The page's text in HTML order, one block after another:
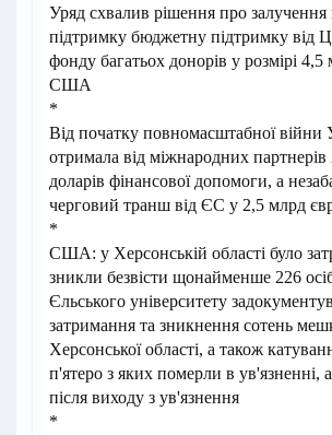
Уряд схвалив рішення про залучення
підтримку бюджетну підтримку від
фонду багатьох донорів у розмірі
США
*
Від початку повномасштабної війни
отримала від міжнародних
доларів фінансової допомоги, а
черговий транш від ЄС у 2,5 млрд
*
США: у Херсонській області було
зникли безвісти щонайменше 226
Єльського університету
затримання та зникнення сотень
Херсонської області, а також
п'ятеро з яких померли в ув'язненні,
після виходу з ув'язнення
*